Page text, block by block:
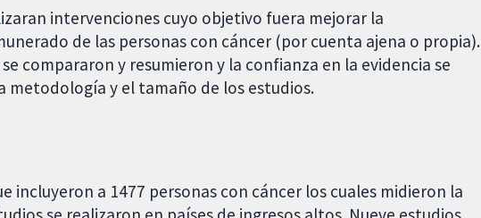
intervenciones cuyo objetivo fuera mejorar la
de las personas con cáncer (por cuenta ajena o propia).
compararon y resumieron y la confianza en la evidencia se
metodología y el tamaño de los estudios.
incluyeron a 1477 personas con cáncer los cuales midieron la